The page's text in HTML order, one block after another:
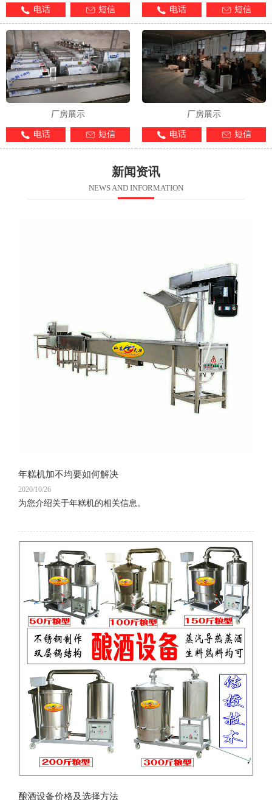
电话 短信 电话 短信
厂房展示
电话 短信
厂房展示
电话 短信
新闻资讯
NEWS AND INFORMATION
年糕机加不均要如何解决
2020/10/26
为您介绍关于年糕机的相关信息。
酿酒设备价格及选择方法